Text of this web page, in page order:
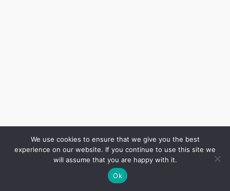
Copyright © 2026 LES ANNALES DES MINES | Powered by Thème WordPress Astra
We use cookies to ensure that we give you the best
experience on our website. If you continue to use this site we
will assume that you are happy with it.
Ok